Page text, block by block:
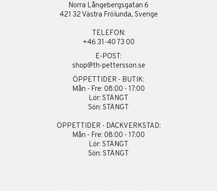
Norra Långebergsgatan 6
421 32 Västra Frölunda, Sverige
TELEFON:
+46 31-40 73 00
E-POST:
shop@th-pettersson.se
ÖPPETTIDER - BUTIK:
Mån - Fre: 08:00 - 17:00
Lör: STÄNGT
Sön: STÄNGT
ÖPPETTIDER - DÄCKVERKSTAD:
Mån - Fre: 08:00 - 17:00
Lör: STÄNGT
Sön: STÄNGT